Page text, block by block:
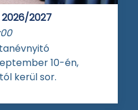
2027
tanévnyitó
10-én,
kerül sor.